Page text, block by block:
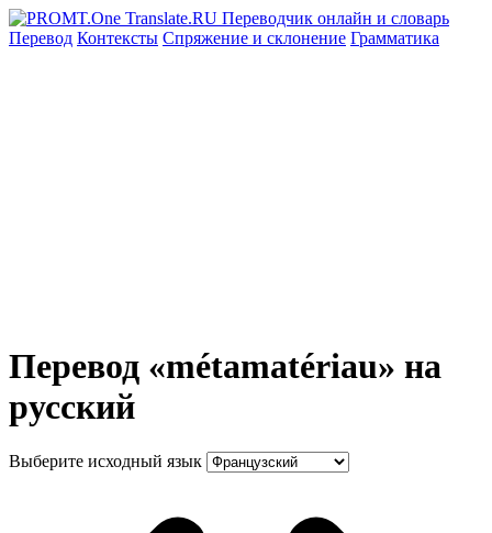
Перевод Контексты Спряжение и склонение Грамматика
Перевод «métamatériau» на
русский
Выберите исходный язык